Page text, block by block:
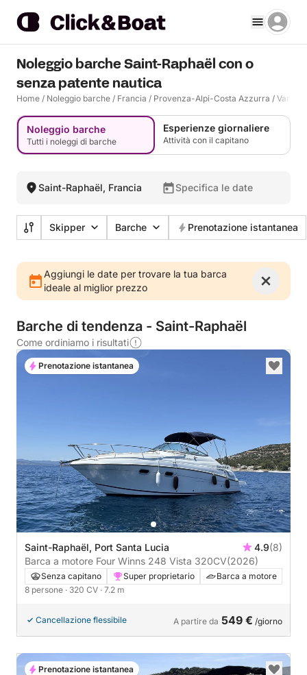
Noleggio barche Saint-Raphaël con o
senza patente nautica
Home / Noleggio barche / Francia / Provenza-Alpi-Costa Azzurra / Var
Noleggio barche
Tutti i noleggi di barche
Esperienze giornaliere
Attività con il capitano
Saint-Raphaël, Francia Specifica le date
Skipper Barche Prenotazione istantanea
Aggiungi le date per trovare la tua barca
ideale al miglior prezzo
Barche di tendenza - Saint-Raphaël
Come ordiniamo i risultati
Saint-Raphaël, Port Santa Lucia 4.9(8)
Barca a motore Four Winns 248 Vista 320CV(2026)
Senza capitano Super proprietario
Barca a motore
8 persone · 320 CV · 7.2 m
Cancellazione flessibile A partire da 549 € /giorno
Prenotazione istantanea
Prenotazione istantanea